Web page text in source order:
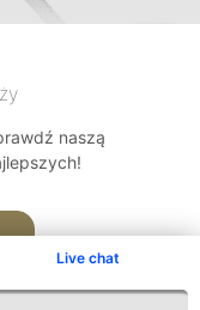
Live chat
naszą